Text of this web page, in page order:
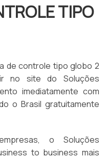
TIPO
de controle tipo globo 2
no site do Soluções
imediatamente com
o Brasil gratuitamente
o Soluções
to business mais